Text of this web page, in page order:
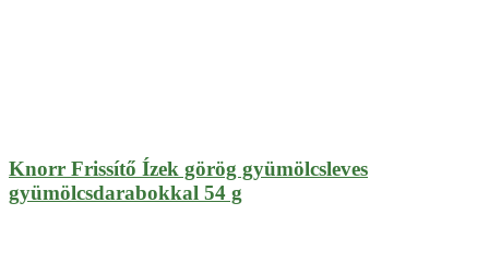
Knorr Frissítő Ízek görög gyümölcsleves
gyümölcsdarabokkal 54 g